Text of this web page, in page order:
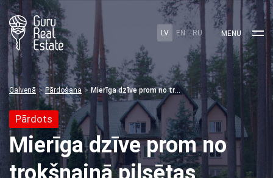
LV EN RU MENU
Galvenā Pārdošana Mierīga dzīve prom no trokšņainā pilsētas centra!
Pārdots
Mierīga dzīve prom no